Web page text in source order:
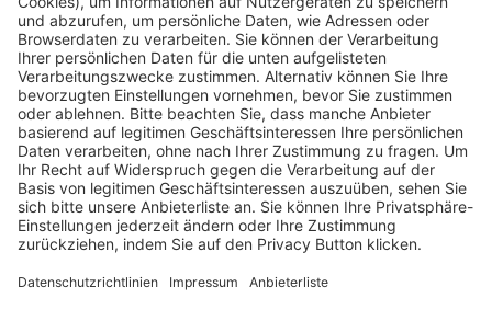
Pässe und Vereinswechsel
Trainerausbildung
Schulungsangebot Vereinsmitarbeiter
BFV-Geschäftsstellen
Trainerbörse
Login SpielPlus
FOLGE DEM BFV